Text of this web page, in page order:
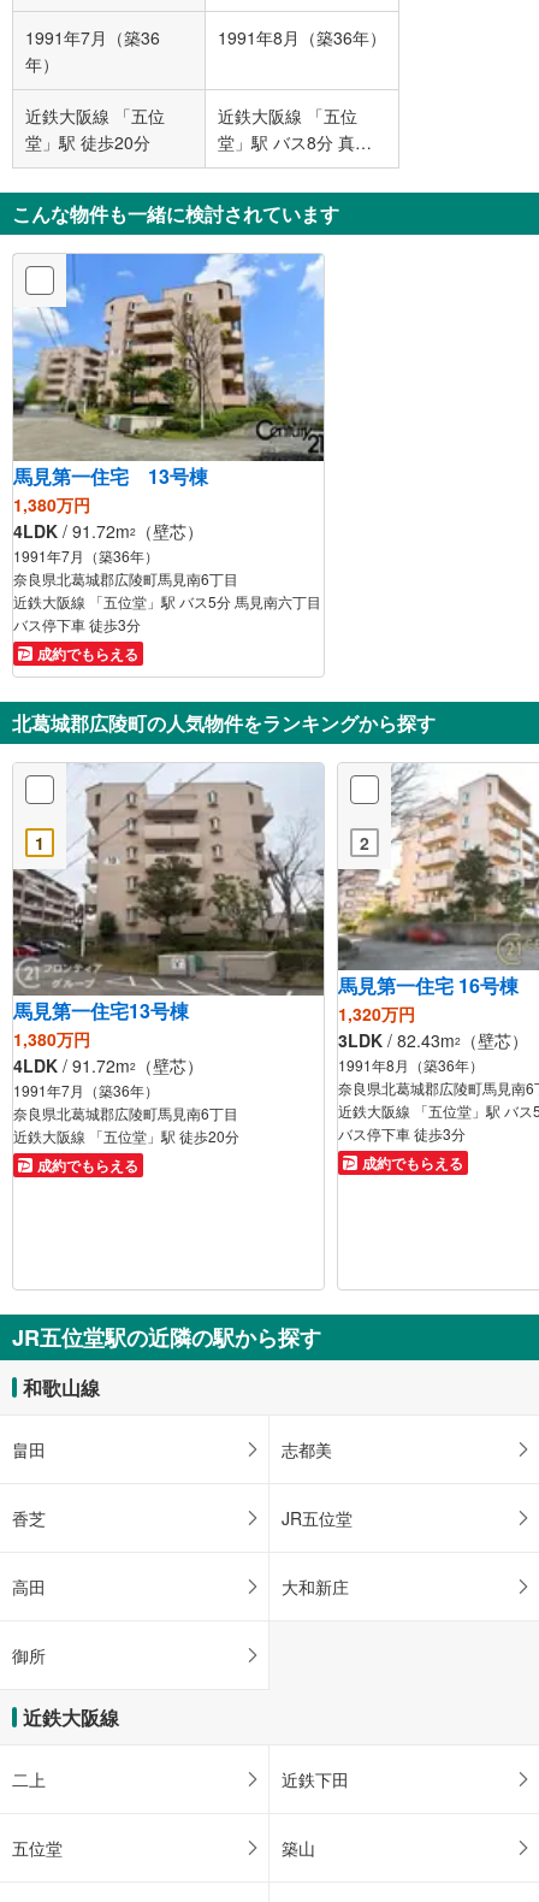
1991年7月（築36
年）
1991年8月（築36年）
近鉄大阪線 「五位
堂」駅 徒歩20分
近鉄大阪線 「五位
堂」駅 バス8分 真美
ヶ丘七丁目 バス停下
車 徒歩2分
こんな物件も一緒に検討されています
馬見第一住宅 13号棟
1,380万円
4LDK / 91.72m2 （壁芯）
1991年7月（築36年）
奈良県北葛城郡広陵町馬見南6丁目
近鉄大阪線 「五位堂」駅 バス5分 馬見南六丁目
バス停下車 徒歩3分
成約でもらえる
北葛城郡広陵町の人気物件をランキングから探す
1
馬見第一住宅13号棟
1,380万円
4LDK / 91.72m2 （壁芯）
1991年7月（築36年）
奈良県北葛城郡広陵町馬見南6丁目
近鉄大阪線 「五位堂」駅 徒歩20分
成約でもらえる
2
馬見第一住宅 16号棟
1,320万円
3LDK / 82.43m2 （壁芯）
1991年8月（築36年）
奈良県北葛城郡広陵町馬見南6
近鉄大阪線 「五位堂」駅 バス
バス停下車 徒歩3分
成約でもらえる
JR五位堂駅の近隣の駅から探す
和歌山線
畠田 志都美
香芝 JR五位堂
高田 大和新庄
御所
近鉄大阪線
二上 近鉄下田
五位堂 築山